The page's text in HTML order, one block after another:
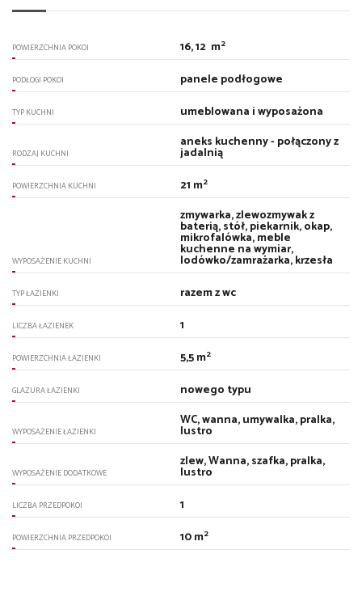
POWIERZCHNIA POKOI 16, 12 m2
PODŁOGI POKOI panele podłogowe
TYP KUCHNI umeblowana i wyposażona
RODZAJ KUCHNI
aneks kuchenny - połączony z
jadalnią
POWIERZCHNIA KUCHNI 21 m2
WYPOSAŻENIE KUCHNI
zmywarka, zlewozmywak z
baterią, stół, piekarnik, okap,
mikrofalówka, meble
kuchenne na wymiar,
lodówko/zamrażarka, krzesła
TYP ŁAZIENKI razem z wc
LICZBA ŁAZIENEK 1
POWIERZCHNIA ŁAZIENKI 5,5 m2
GLAZURA ŁAZIENKI nowego typu
WYPOSAŻENIE ŁAZIENKI
WC, wanna, umywalka, pralka,
lustro
WYPOSAŻENIE DODATKOWE
zlew, Wanna, szafka, pralka,
lustro
LICZBA PRZEDPOKOI 1
POWIERZCHNIA PRZEDPOKOI 10 m2